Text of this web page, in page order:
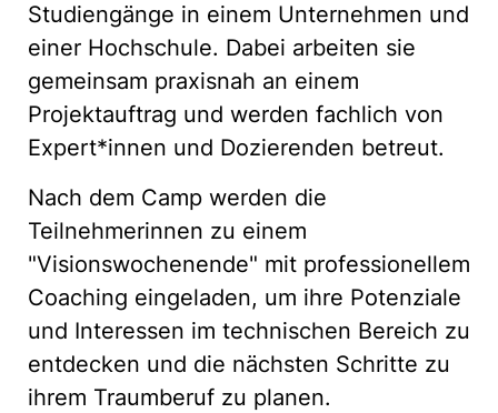
Studiengänge in einem Unternehmen und
einer Hochschule. Dabei arbeiten sie
gemeinsam praxisnah an einem
Projektauftrag und werden fachlich von
Expert*innen und Dozierenden betreut.
Nach dem Camp werden die
Teilnehmerinnen zu einem
"Visionswochenende" mit professionellem
Coaching eingeladen, um ihre Potenziale
und Interessen im technischen Bereich zu
entdecken und die nächsten Schritte zu
ihrem Traumberuf zu planen.